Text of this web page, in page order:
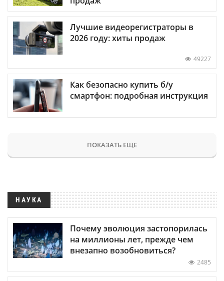
Лучшие видеорегистраторы в
2026 году: хиты продаж
49227
Как безопасно купить б/у
смартфон: подробная инструкция
ПОКАЗАТЬ ЕЩЕ
НАУКА
Почему эволюция застопорилась
на миллионы лет, прежде чем
внезапно возобновиться?
2485